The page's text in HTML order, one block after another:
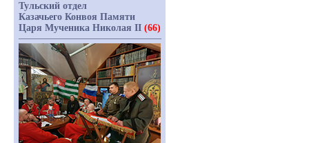
Тульский отдел
Казачьего Конвоя Памяти
Царя Мученика Николая II (66)